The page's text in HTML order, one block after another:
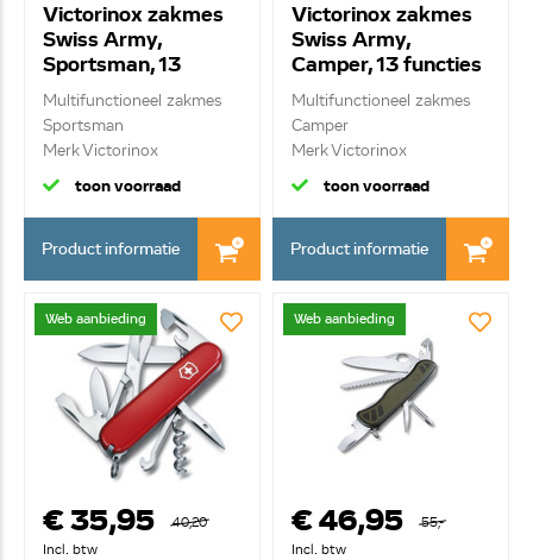
Victorinox zakmes
Swiss Army,
Sportsman, 13
functies 0.3803.B1
Multifunctioneel zakmes
Sportsman
Merk Victorinox
13 funct...
toon voorraad
Product informatie
Victorinox zakmes
Swiss Army,
Camper, 13 functies
1.3613.B1
Multifunctioneel zakmes
Camper
Merk Victorinox
13 functies
toon voorraad
Product informatie
Web aanbieding
€ 35,95
40,20
Incl. btw
Web aanbieding
€ 46,95
55,-
Incl. btw